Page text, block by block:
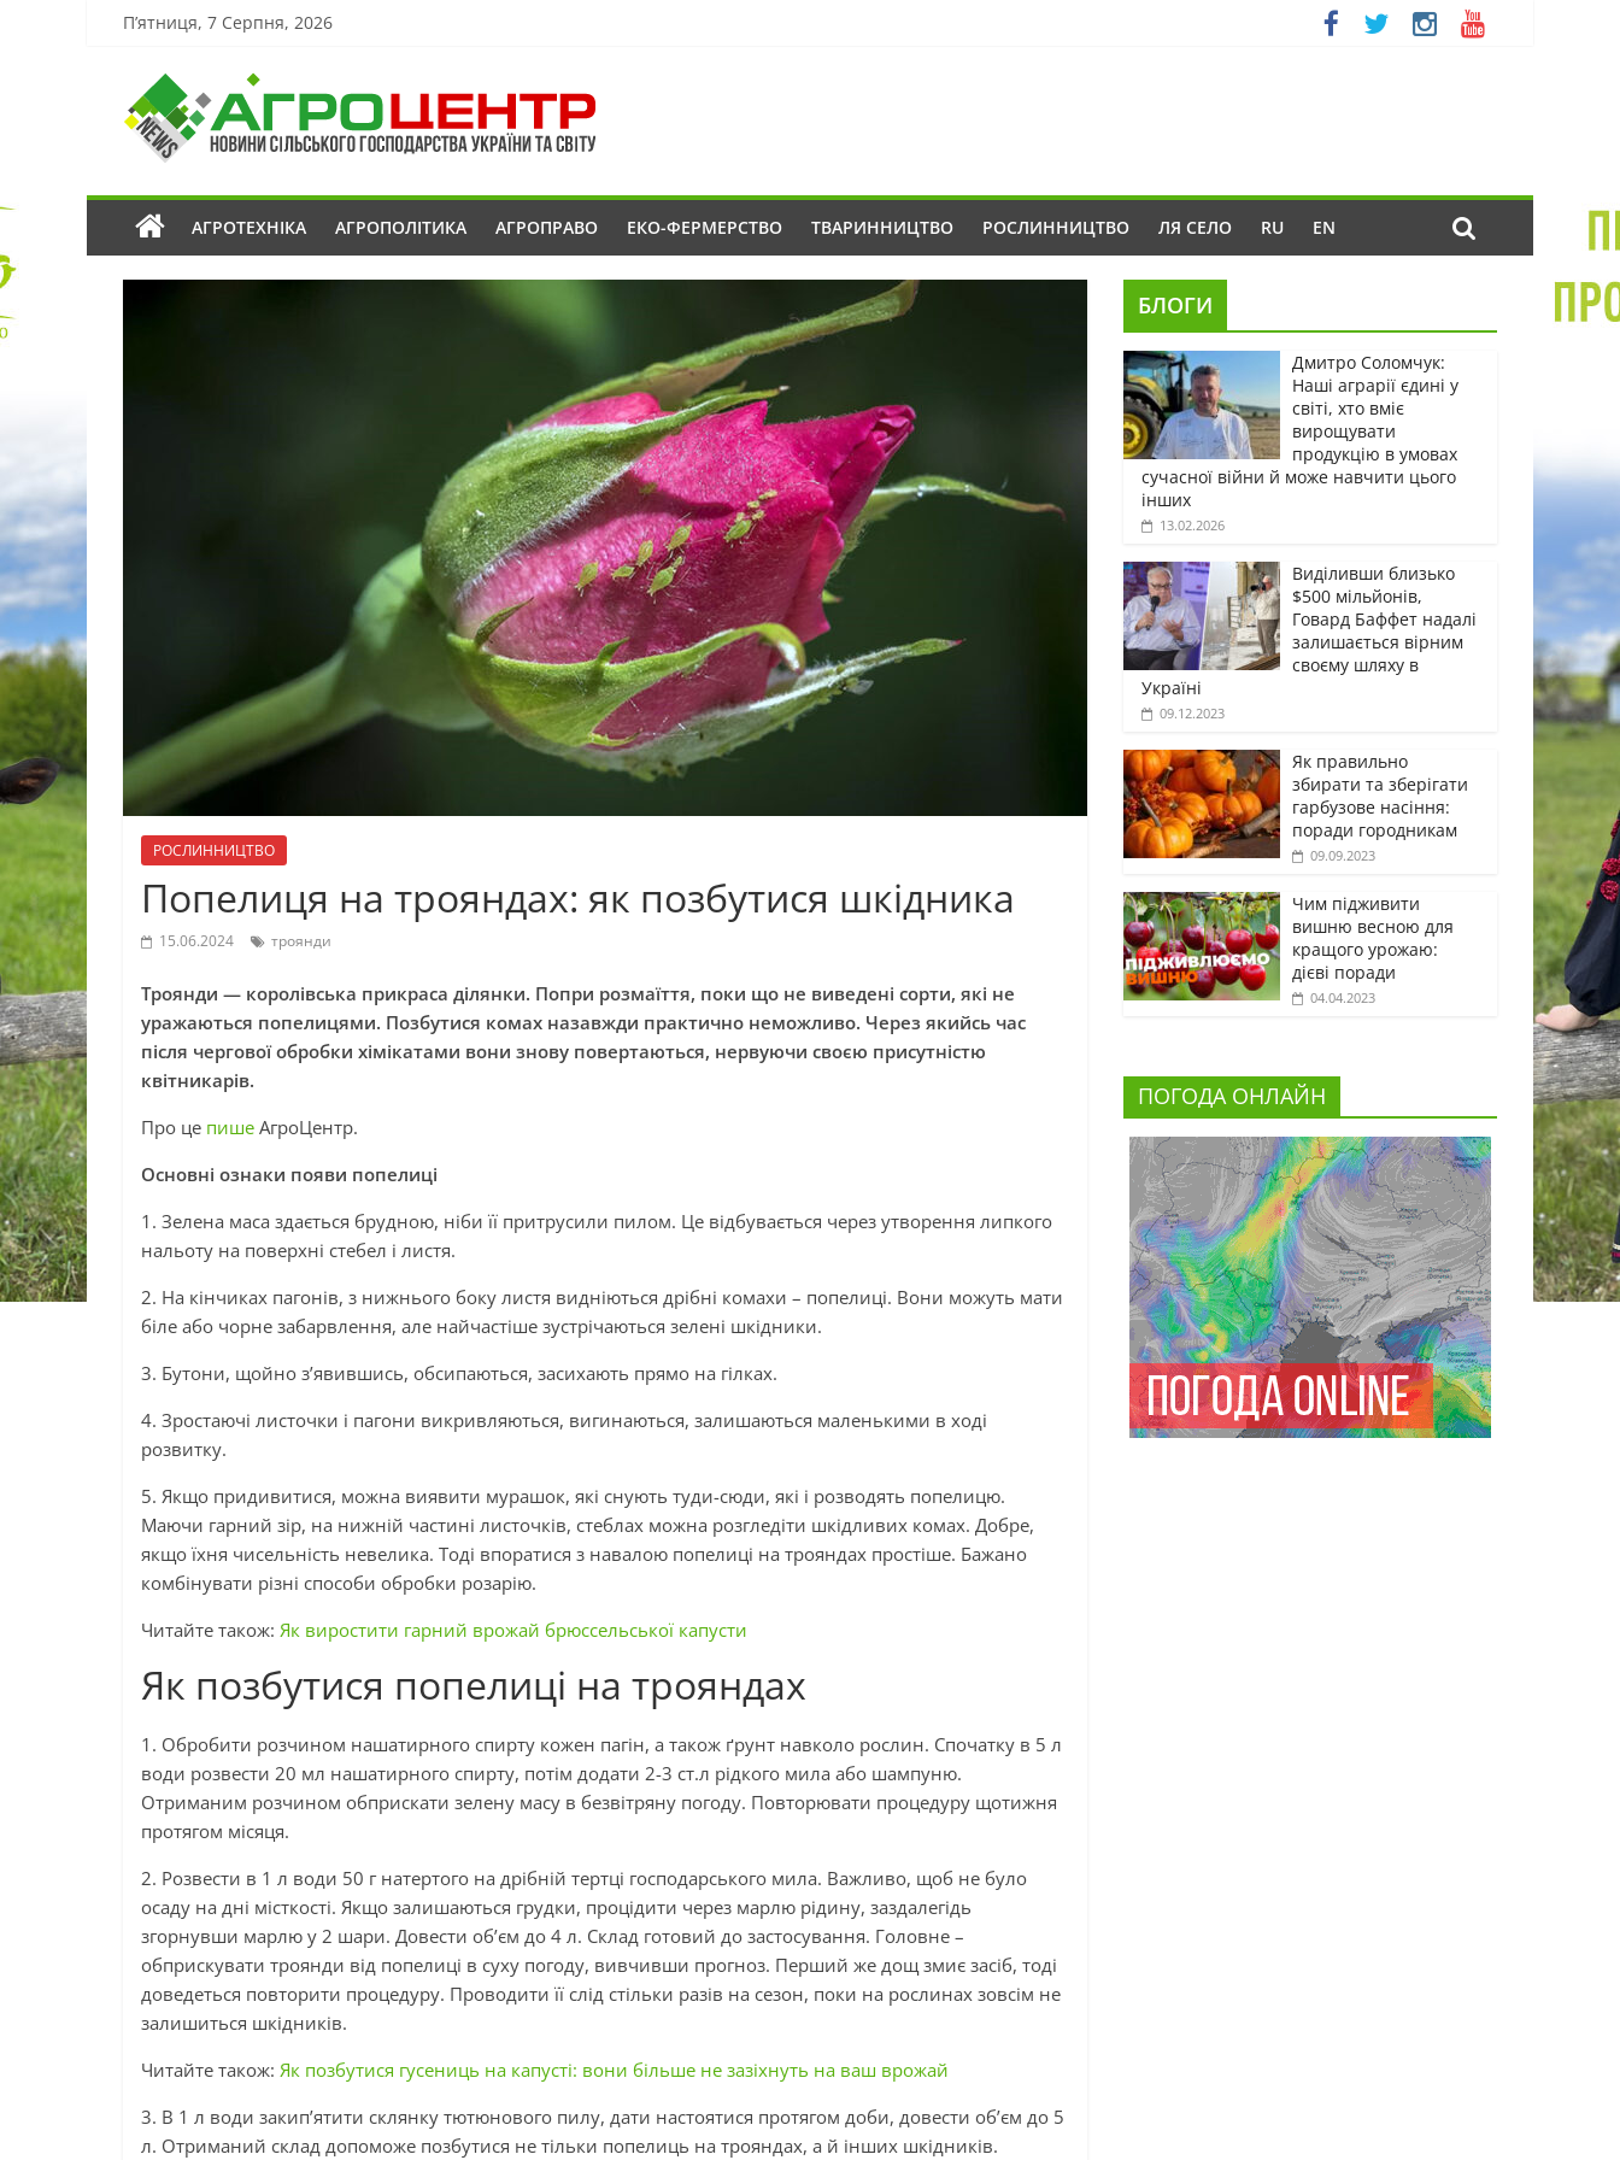
П’ятниця, 7 Серпня, 2026
АГРОТЕХНІКА АГРОПОЛІТИКА АГРОПРАВО ЕКО-ФЕРМЕРСТВО ТВАРИННИЦТВО РОСЛИННИЦТВО ЛЯ СЕЛО RU EN
РОСЛИННИЦТВО
Попелиця на трояндах: як позбутися шкідника
15.06.2024 троянди
Троянди — королівська прикраса ділянки. Попри розмаїття, поки що не виведені сорти, які не
уражаються попелицями. Позбутися комах назавжди практично неможливо. Через якийсь час
після чергової обробки хімікатами вони знову повертаються, нервуючи своєю присутністю
квітникарів.
Про це пише АгроЦентр.
Основні ознаки появи попелиці
1. Зелена маса здається брудною, ніби її притрусили пилом. Це відбувається через утворення липкого
нальоту на поверхні стебел і листя.
2. На кінчиках пагонів, з нижнього боку листя видніються дрібні комахи – попелиці. Вони можуть мати
біле або чорне забарвлення, але найчастіше зустрічаються зелені шкідники.
3. Бутони, щойно з’явившись, обсипаються, засихають прямо на гілках.
4. Зростаючі листочки і пагони викривляються, вигинаються, залишаються маленькими в ході
розвитку.
5. Якщо придивитися, можна виявити мурашок, які снують туди-сюди, які і розводять попелицю.
Маючи гарний зір, на нижній частині листочків, стеблах можна розгледіти шкідливих комах. Добре,
якщо їхня чисельність невелика. Тоді впоратися з навалою попелиці на трояндах простіше. Бажано
комбінувати різні способи обробки розарію.
Читайте також: Як виростити гарний врожай брюссельської капусти
Як позбутися попелиці на трояндах
1. Обробити розчином нашатирного спирту кожен пагін, а також ґрунт навколо рослин. Спочатку в 5 л
води розвести 20 мл нашатирного спирту, потім додати 2-3 ст.л рідкого мила або шампуню.
Отриманим розчином обприскати зелену масу в безвітряну погоду. Повторювати процедуру щотижня
протягом місяця.
2. Розвести в 1 л води 50 г натертого на дрібній тертці господарського мила. Важливо, щоб не було
осаду на дні місткості. Якщо залишаються грудки, процідити через марлю рідину, заздалегідь
згорнувши марлю у 2 шари. Довести об’єм до 4 л. Склад готовий до застосування. Головне –
обприскувати троянди від попелиці в суху погоду, вивчивши прогноз. Перший же дощ змиє засіб, тоді
доведеться повторити процедуру. Проводити її слід стільки разів на сезон, поки на рослинах зовсім не
залишиться шкідників.
Читайте також: Як позбутися гусениць на капусті: вони більше не зазіхнуть на ваш врожай
3. В 1 л води закип’ятити склянку тютюнового пилу, дати настоятися протягом доби, довести об’єм до 5
л. Отриманий склад допоможе позбутися не тільки попелиць на трояндах, а й інших шкідників.
БЛОГИ
Дмитро Соломчук:
Наші аграрії єдині у
світі, хто вміє
вирощувати
продукцію в умовах
сучасної війни й може навчити цього
інших
13.02.2026
Виділивши близько
$500 мільйонів,
Говард Баффет надалі
залишається вірним
своєму шляху в
Україні
09.12.2023
Як правильно
збирати та зберігати
гарбузове насіння:
поради городникам
09.09.2023
Чим підживити
вишню весною для
кращого урожаю:
дієві поради
04.04.2023
ПОГОДА ОНЛАЙН